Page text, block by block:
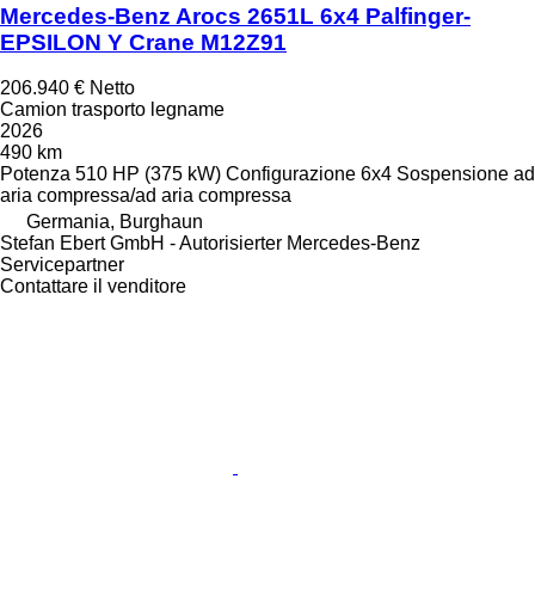
Mercedes-Benz Arocs 2651L 6x4 Palfinger-
EPSILON Y Crane M12Z91
206.940 € Netto
Camion trasporto legname
2026
490 km
Potenza 510 HP (375 kW) Configurazione 6x4 Sospensione ad
aria compressa/ad aria compressa
Germania, Burghaun
Stefan Ebert GmbH - Autorisierter Mercedes-Benz
Servicepartner
Contattare il venditore